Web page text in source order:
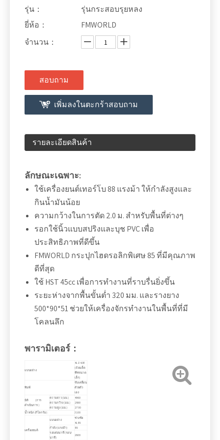
รุ่น：
รุ่นกระสอบรุยหลง
ยี่ห้อ：
FMWORLD
จำนวน：
สอบถาม
เพิ่มลงในตะกร้าสอบถาม
รายละเอียดสินค้า
ลักษณะเฉพาะ:
ใช้เครื่องยนต์เทอร์โบ 88 แรงม้า ให้กำลังสูงและ
กินน้ำมันน้อย
ความกว้างในการตัด 2.0 ม. สำหรับพื้นที่ต่างๆ
รอกใช้นิ้วแบบสปริงและบุช PVC เพื่อ
ประสิทธิภาพที่ดีขึ้น
FMWORLD กระปุกไฮดรอลิกพิเศษ 85 ​​ที่มีคุณภาพ
ดีที่สุด
ใช้ HST 45cc เพื่อการทำงานที่ราบรื่นยิ่งขึ้น
ระยะห่างจากพื้นขั้นต่ำ 320 มม. และรางยาง
500*90*51 ช่วยให้เครื่องจักรทำงานในพื้นที่ที่มี
โคลนลึก
พารามิเตอร์：
แบบอย่าง
4LZ-4.0E
(ถังเมล็ด
พืชขนาด
เล็ก)
พิมพ์
ขับเคลื่อน
ด้วยตัว
เอง
มิติ (การ
ดำเนินการ)
ความยาว (มม.)
4960
ความกว้าง (มม.)
2890
ความสูง (มม.)
2700
น้ำหนัก (กิโลกรัม) 3100
เครื่องยนต์
แบบอย่าง
ช่างชัย
4L88
กำลัง (แรงม้า)
88
รอบต่อนาที (รอบ/
นาที)
2600